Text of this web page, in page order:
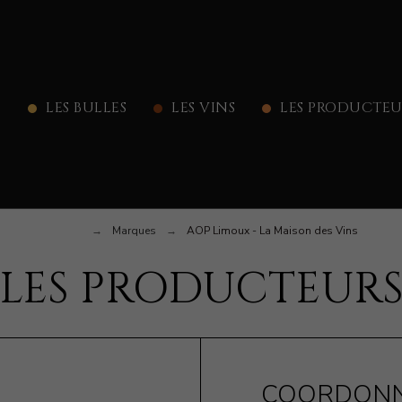
LES BULLES LES VINS LES
Marques AOP Limoux - La Maison des Vins
PRODUCTEURS